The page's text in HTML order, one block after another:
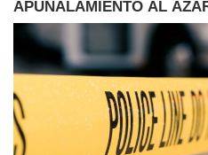
APUÑALAMIENTO AL